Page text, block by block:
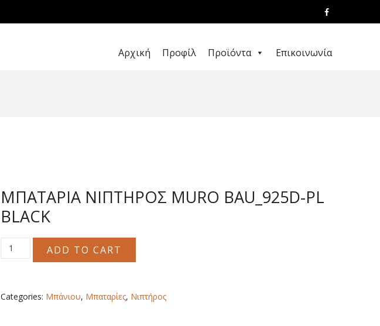
Αρχική Προφίλ Προϊόντα Επικοινωνία
ΜΠΑΤΑΡΙΑ ΝΙΠΤΗΡΟΣ MURO BAU_925D-PL
BLACK
ΜΠΑΤΑΡΙΑ
ΝΙΠΤΗΡΟΣ
PL
BLACK
ADD TO CART
Categories: Μπάνιου, Μπαταρίες, Νιπτήρος